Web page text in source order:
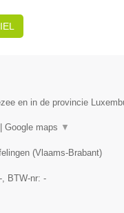
en in de provincie
Google maps ▼
(Vlaams-Brabant)
-, BTW-nr: -